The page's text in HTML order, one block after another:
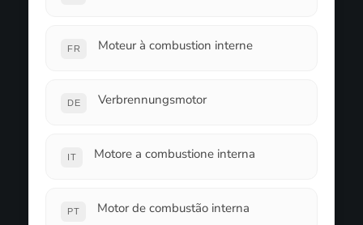
FR Moteur à combustion interne
DE Verbrennungsmotor
IT Motore a combustione interna
PT Motor de combustão interna